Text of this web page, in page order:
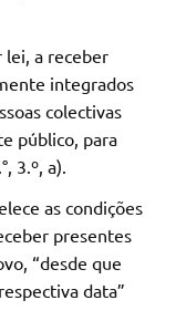
lei, a receber
integrados
colectivas
público, para
3.º, a).
as condições
presentes
“desde que
data”